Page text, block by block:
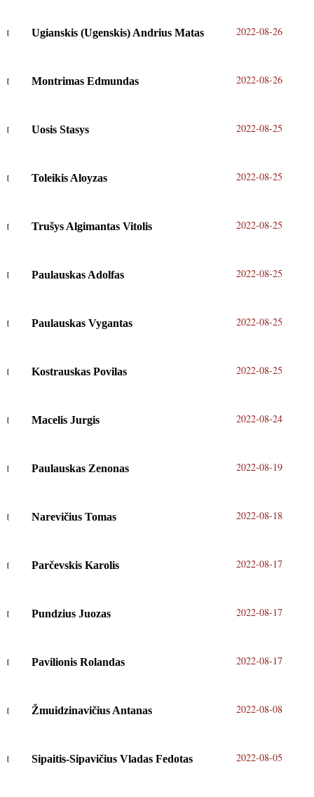
Ugianskis (Ugenskis) Andrius Matas 2022-08-26
Montrimas Edmundas 2022-08-26
Uosis Stasys 2022-08-25
Toleikis Aloyzas 2022-08-25
Trušys Algimantas Vitolis 2022-08-25
Paulauskas Adolfas 2022-08-25
Paulauskas Vygantas 2022-08-25
Kostrauskas Povilas 2022-08-25
Macelis Jurgis 2022-08-24
Paulauskas Zenonas 2022-08-19
Narevičius Tomas 2022-08-18
Parčevskis Karolis 2022-08-17
Pundzius Juozas 2022-08-17
Pavilionis Rolandas 2022-08-17
Žmuidzinavičius Antanas 2022-08-08
Sipaitis-Sipavičius Vladas Fedotas 2022-08-05